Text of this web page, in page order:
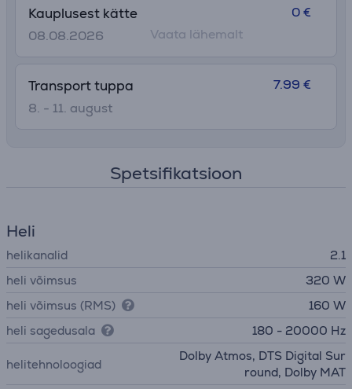
Kauplusest kätte
08.08.2026
0 €
Vaata lähemalt
Transport tuppa
8. - 11. august
7.99 €
Spetsifikatsioon
Heli
helikanalid
2.1
heli võimsus
320 W
heli võimsus (RMS)
160 W
heli sagedusala
180 - 20000 Hz
helitehnoloogiad
Dolby Atmos, DTS Digital Sur
round, Dolby MAT